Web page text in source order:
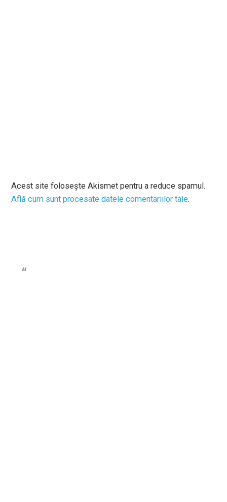
Acest site folosește Akismet pentru a reduce spamul.
Află cum sunt procesate datele comentariilor tale.